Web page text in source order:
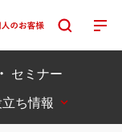
セミナー
ち情報